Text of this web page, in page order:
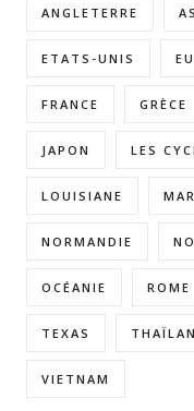
ANGLETERRE
ETATS-UNIS
FRANCE GRÈCE
JAPON LES
LOUISIANE
NORMANDIE
OCÉANIE ROME
TEXAS
VIETNAM